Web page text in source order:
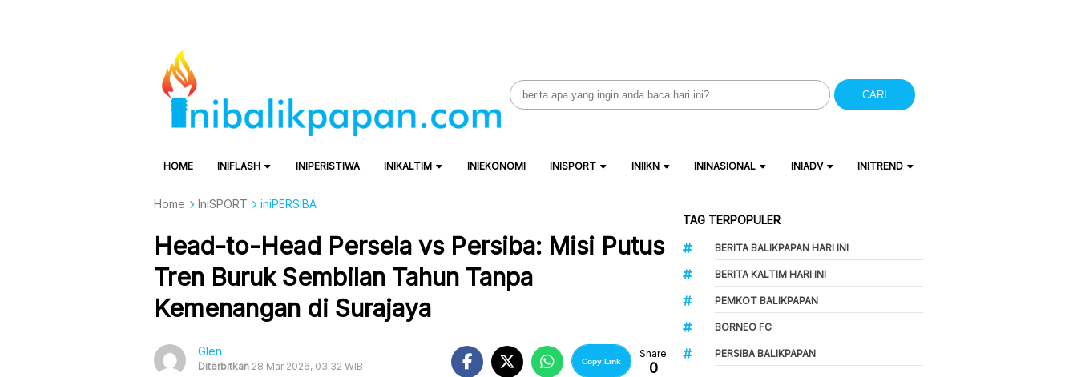
Search
for:
CARI
HOME INIFLASH INIPERISTIWA INIKALTIM INIEKONOMI INISPORT INIIKN ININASIONAL INIADV INITREND
Home IniSPORT iniPERSIBA
Head-to-Head Persela vs Persiba: Misi Putus
Tren Buruk Sembilan Tahun Tanpa
Kemenangan di Surajaya
Glen
Diterbitkan 28 Mar 2026, 03:32 WIB Copy Link
Share
0
TAG TERPOPULER
BERITA BALIKPAPAN HARI INI
BERITA KALTIM HARI INI
PEMKOT BALIKPAPAN
BORNEO FC
PERSIBA BALIKPAPAN